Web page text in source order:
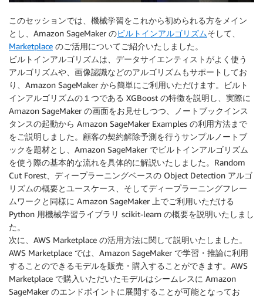
このセッションでは、機械学習をこれから初められる方をメイン
とし、Amazon SageMaker のビルトインアルゴリズムそして、
Marketplace のご活用についてご紹介いたしました。
ビルトインアルゴリズムは、データサイエンティストがよく使う
アルゴリズムや、画像認識などのアルゴリズムもサポートしてお
り、Amazon SageMaker から簡単にご利用いただけます。ビルト
インアルゴリズムの１つである XGBoost の特徴を説明し、実際に
Amazon SageMaker の画面をお見せしつつ、ノートブックインス
タンスの起動から Amazon SageMaker Examples の利用方法まで
をご説明しました。顧客の契約解除予測を行うサンプルノートブ
ックを題材とし、Amazon SageMaker でビルトインアルゴリズム
を使う際の基本的な流れを具体的に解説いたしました。Random
Cut Forest、ディープラーニングベースの Object Detection アルゴ
リズムの概要とユースケース、そしてディープラーニングフレー
ムワークと同様に Amazon SageMaker 上でご利用いただける
Python 用機械学習ライブラリ scikit-learn の概要を説明いたしまし
た。
次に、AWS Marketplace の活用方法に関して説明いたしました。
AWS Marketplace では、Amazon SageMaker で学習・推論に利用
することのできるモデルを販売・購入することができます。AWS
Marketplace で購入いただいたモデルはシームレスに Amazon
SageMaker のエンドポイントに展開することが可能となってお